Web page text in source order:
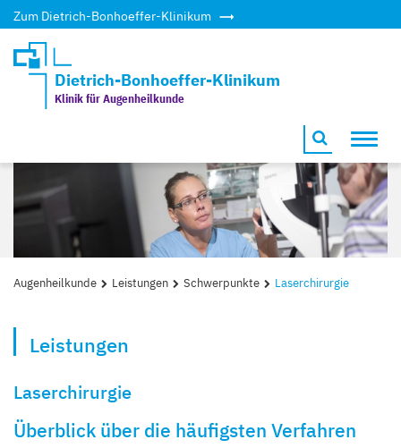
Zum Dietrich-Bonhoeffer-Klinikum
Dietrich-Bonhoeffer-Klinikum
Klinik für Augenheilkunde
Augenheilkunde Leistungen Schwerpunkte Laserchirurgie
Leistungen
Laserchirurgie
Überblick über die häufigsten Verfahren